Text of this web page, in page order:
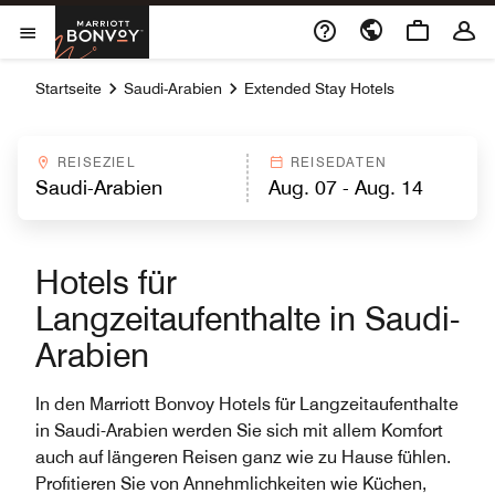
Skip to Content
Menu öffnen
Marriott Bonvoy
Startseite Saudi-Arabien Extended Stay Hotels
REISEZIEL REISEDATEN
Hotels für
Langzeitaufenthalte in Saudi-
Arabien
In den Marriott Bonvoy Hotels für Langzeitaufenthalte
in Saudi-Arabien werden Sie sich mit allem Komfort
auch auf längeren Reisen ganz wie zu Hause fühlen.
Profitieren Sie von Annehmlichkeiten wie Küchen,